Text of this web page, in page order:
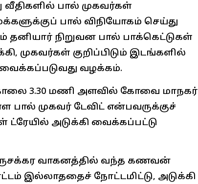
பால் முகவர்கள்
பால் விநியோகம் செய்து
தனியார் நிறுவன பால் பாக்கெட்டுகள்
முகவர்கள் குறிப்பிடும் இடங்களில்
வழக்கம்.
3.30 மணி அளவில் கோவை மாநகர்
பால் முகவர் டேவிட் என்பவருக்குச்
அடுக்கி வைக்கப்பட்டு
வாகனத்தில் வந்த கணவன்
இல்லாததைச் நோட்டமிட்டு, அடுக்கி